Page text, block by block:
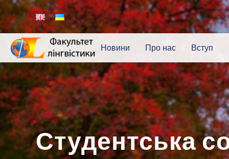
Новини Про нас Вступ
Студентська